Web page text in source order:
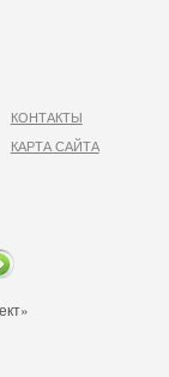
КОНТАКТЫ
КАРТА САЙТА